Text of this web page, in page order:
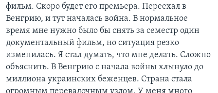
фильм. Скоро будет его премьера. Переехал в
Венгрию, и тут началась война. В нормальное
время мне нужно было бы снять за семестр один
документальный фильм, но ситуация резко
изменилась. Я стал думать, что мне делать. Сложно
объяснить. В Венгрию с начала войны хлынуло до
миллиона украинских беженцев. Страна стала